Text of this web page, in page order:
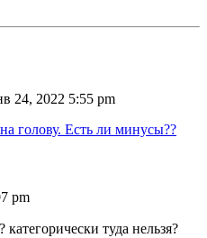
24, 2022 5:55 pm
голову. Есть ли минусы??
pm
туда нельзя?